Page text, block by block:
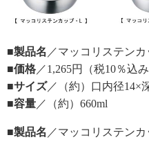
■製品名 ／マッコリステン
■価格 ／1,265円（税10％込み
■サイズ／（約）口内径14×
■容量 ／（約）660ml
■製品名 ／マッコリステン